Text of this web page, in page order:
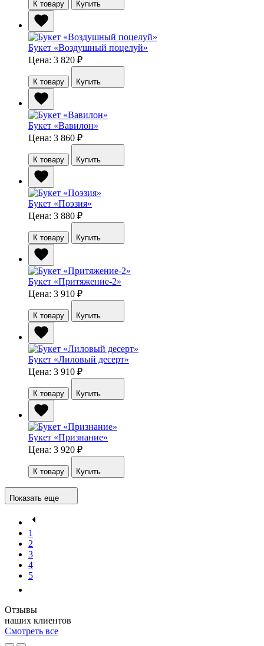
К товару Купить
Букет «Воздушный поцелуй»
Цена: 3 820 ₽
К товару Купить
Букет «Вавилон»
Цена: 3 860 ₽
К товару Купить
Букет «Поэзия»
Цена: 3 880 ₽
К товару Купить
Букет «Притяжение-2»
Цена: 3 910 ₽
К товару Купить
Букет «Лиловый десерт»
Цена: 3 910 ₽
К товару Купить
Букет «Признание»
Цена: 3 920 ₽
К товару Купить
Показать еще
1
2
3
4
5
Отзывы
наших клиентов
Смотреть все